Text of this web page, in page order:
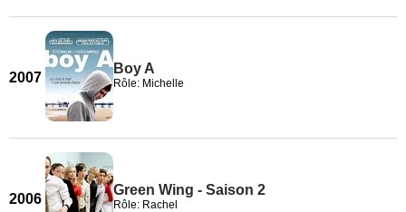
2007
Boy A
Rôle: Michelle
2006
Green Wing - Saison 2
Rôle: Rachel